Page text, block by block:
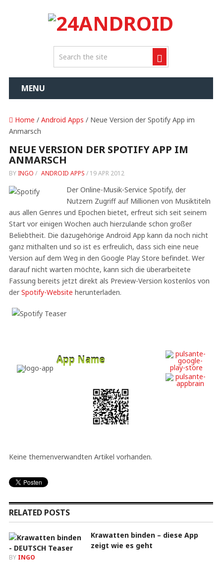
MENU
Home / Android Apps / Neue Version der Spotify App im
Anmarsch
NEUE VERSION DER SPOTIFY APP IM
ANMARSCH
BY INGO / ANDROID APPS / 19 APR 2012
Der Online-Musik-Service Spotify, der
Nutzern Zugriff auf Millionen von Musiktiteln
aus allen Genres und Epochen bietet, erfreut sich seit seinem
Start vor einigen Wochen auch hierzulande schon großer
Beliebtheit. Die dazugehörige Android App kann da noch nicht
ganz mithalten und so ist es erfreulich, dass sich eine neue
Version auf dem Weg in den Google Play Store befindet. Wer
darauf nicht warten möchte, kann sich die überarbeitete
Fassung bereits jetzt direkt als Preview-Version kostenlos von
der Spotify-Website herunterladen.
App Name
Keine themenverwandten Artikel vorhanden.
RELATED POSTS
Krawatten binden – diese App
zeigt wie es geht
BY INGO